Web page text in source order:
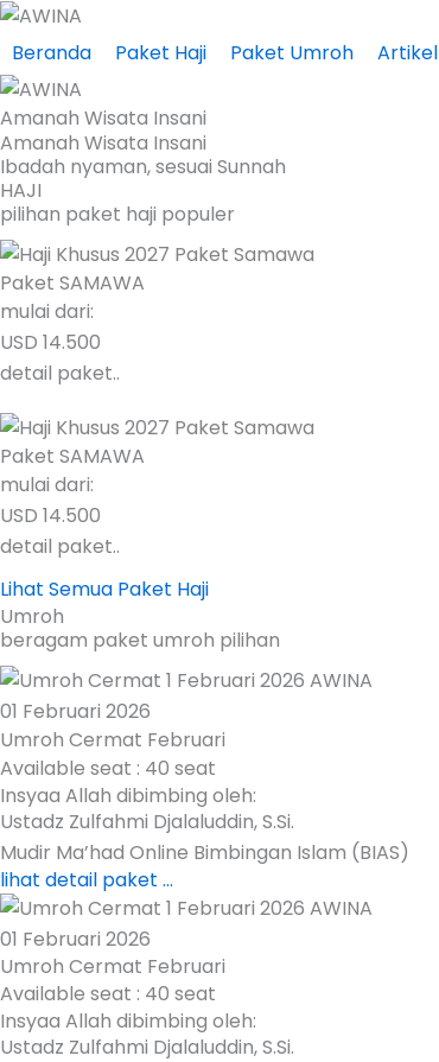
Skip
to
content
Beranda Paket Haji Paket Umroh
Amanah Wisata Insani
Amanah Wisata Insani
Ibadah nyaman, sesuai Sunnah
HAJI
pilihan paket haji populer
Paket SAMAWA
mulai dari:
USD 14.500
detail paket..
Paket SAMAWA
mulai dari:
USD 14.500
detail paket..
Lihat Semua Paket Haji
Umroh
beragam paket umroh pilihan
01 Februari 2026
Umroh Cermat Februari
Available seat : 40 seat
Insyaa Allah dibimbing oleh:
Ustadz Zulfahmi Djalaluddin, S.Si.
Mudir Ma’had Online Bimbingan Islam (BIAS)
lihat detail paket ...
01 Februari 2026
Umroh Cermat Februari
Available seat : 40 seat
Insyaa Allah dibimbing oleh:
Ustadz Zulfahmi Djalaluddin, S.Si.